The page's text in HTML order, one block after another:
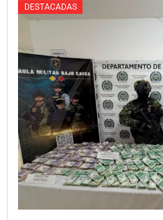
DESTACADAS